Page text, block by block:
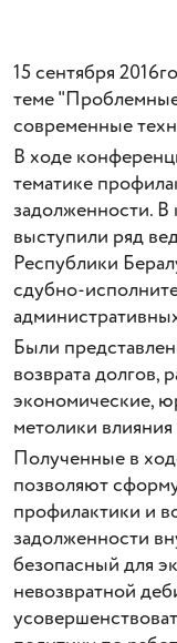
15 сентября
теме
современные
В ходе
тематике
задолженности. В
выступили ряд
Республики
сдубно-
Были
возврата долгов,
экономические,
метолики
Полученные в
позволяют
профилактики и
задолженности
безопасный для
невозвратной